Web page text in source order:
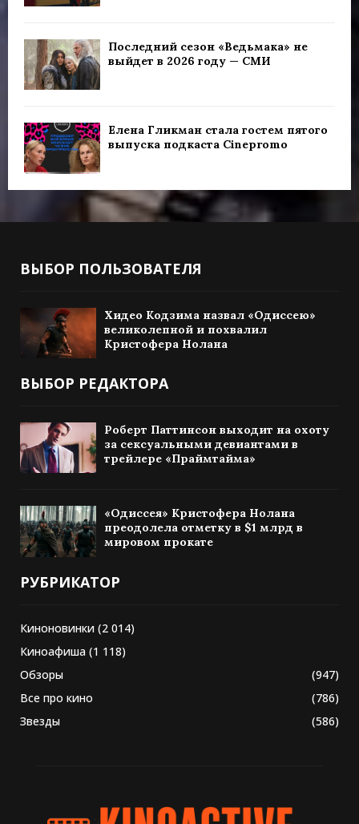
Последний сезон «Ведьмака» не
выйдет в 2026 году — СМИ
Елена Гликман стала гостем пятого
выпуска подкаста Cinepromo
ВЫБОР ПОЛЬЗОВАТЕЛЯ
Хидео Кодзима назвал «Одиссею»
великолепной и похвалил
Кристофера Нолана
ВЫБОР РЕДАКТОРА
Роберт Паттинсон выходит на охоту
за сексуальными девиантами в
трейлере «Праймтайма»
«Одиссея» Кристофера Нолана
преодолела отметку в $1 млрд в
мировом прокате
РУБРИКАТОР
Киноновинки (2 014)
Киноафиша (1 118)
Обзоры
(947)
Все про кино
(786)
Звезды
(586)